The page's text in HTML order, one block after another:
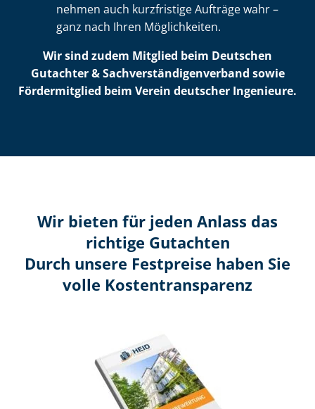
nehmen auch kurzfristige Aufträge wahr –
ganz nach Ihren Möglichkeiten.
Wir sind zudem Mitglied beim Deutschen
Gutachter & Sach­ver­stän­di­gen­ver­band sowie
Fördermitglied beim Verein deutscher Ingenieure.
Wir bieten für jeden Anlass das
richtige Gutachten
Durch unsere Festpreise haben Sie
volle Kosten­transparenz